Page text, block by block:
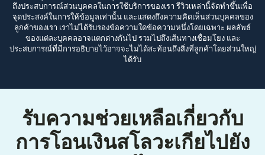
ถึงประสบการณ์ส่วนบุคคลในการใช้บริการของเรา รีวิวเหล่านี้จัดทำขึ้นเพื่อ
จุดประสงค์ในการให้ข้อมูลเท่านั้น และแสดงถึงความคิดเห็นส่วนบุคคลของ
ลูกค้าของเรา เราไม่ได้รับรองข้อความใดข้อความหนึ่งโดยเฉพาะ ผลลัพธ์
ของแต่ละบุคคลอาจแตกต่างกันไป รวมไปถึงเส้นทางเชื่อมโยง และ
ประสบการณ์ที่มีการอธิบายไว้อาจจะไม่ได้สะท้อนถึงสิ่งที่ลูกค้าโดยส่วนใหญ่
ได้รับ
รับความช่วยเหลือเกี่ยวกับ
การโอนเงินสโลวะเกียไปยัง